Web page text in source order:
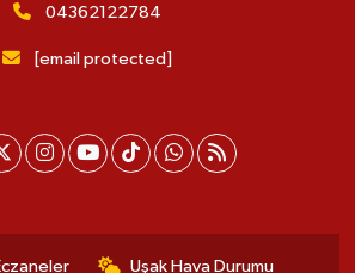
04362122784
[email protected]
Uşak Hava Durumu